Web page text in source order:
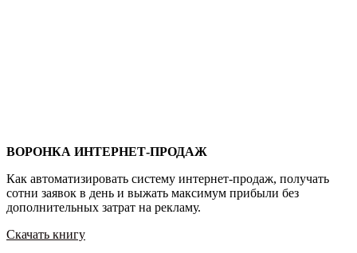
ВОРОНКА ИНТЕРНЕТ-ПРОДАЖ
Как автоматизировать систему интернет-продаж, получать
сотни заявок в день и выжать максимум прибыли без
дополнительных затрат на рекламу.
Скачать книгу